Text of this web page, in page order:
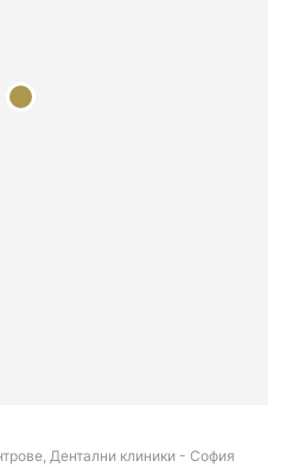
Дентални клиники - София